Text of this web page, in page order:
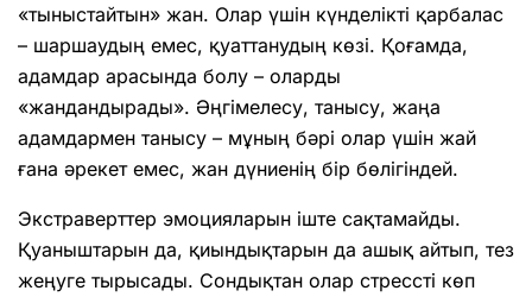
«тыныстайтын» жан. Олар үшін күнделікті қарбалас
– шаршаудың емес, қуаттанудың көзі. Қоғамда,
адамдар арасында болу – оларды
«жандандырады». Әңгімелесу, танысу, жаңа
адамдармен танысу – мұның бәрі олар үшін жай
ғана әрекет емес, жан дүниенің бір бөлігіндей.
Экстраверттер эмоцияларын іште сақтамайды.
Қуаныштарын да, қиындықтарын да ашық айтып, тез
жеңуге тырысады. Сондықтан олар стрессті көп